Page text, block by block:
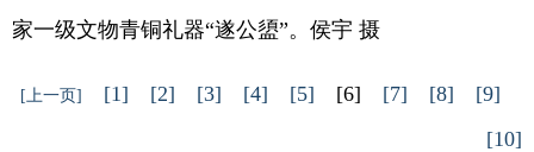
家一级文物青铜礼器“遂公盨”。侯宇 摄
[上一页] [1] [2] [3] [4] [5] [6] [7] [8]
[9]
[10]